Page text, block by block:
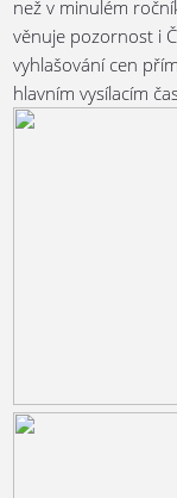
než v minulém
věnuje pozornost i
vyhlašování cen
hlavním vysílacím